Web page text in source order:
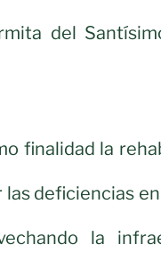
del
finalidad la
deficiencias
la